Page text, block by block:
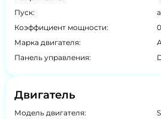
Пуск:
Коэффициент мощности:
Марка двигателя:
Панель управления:
Двигатель
Модель двигателя: